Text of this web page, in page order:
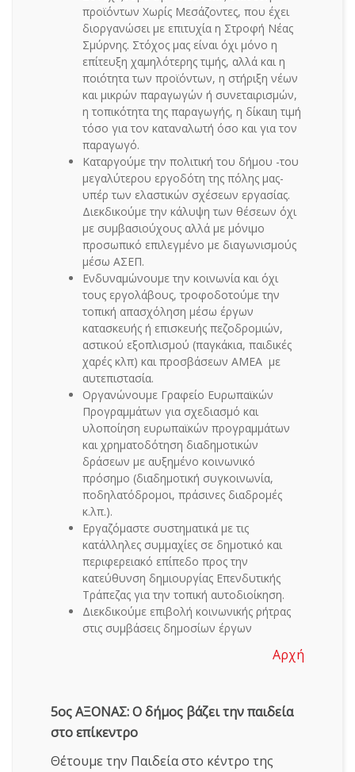
προϊόντων Χωρίς Μεσάζοντες, που έχει
διοργανώσει με επιτυχία η Στροφή Νέας
Σμύρνης. Στόχος μας είναι όχι μόνο η
επίτευξη χαμηλότερης τιμής, αλλά και η
ποιότητα των προϊόντων, η στήριξη νέων
και μικρών παραγωγών ή συνεταιρισμών,
η τοπικότητα της παραγωγής, η δίκαιη τιμή
τόσο για τον καταναλωτή όσο και για τον
παραγωγό.
Καταργούμε την πολιτική του δήμου -του
μεγαλύτερου εργοδότη της πόλης μας-
υπέρ των ελαστικών σχέσεων εργασίας.
Διεκδικούμε την κάλυψη των θέσεων όχι
με συμβασιούχους αλλά με μόνιμο
προσωπικό επιλεγμένο με διαγωνισμούς
μέσω ΑΣΕΠ.
Ενδυναμώνουμε την κοινωνία και όχι
τους εργολάβους, τροφοδοτούμε την
τοπική απασχόληση μέσω έργων
κατασκευής ή επισκευής πεζοδρομιών,
αστικού εξοπλισμού (παγκάκια, παιδικές
χαρές κλπ) και προσβάσεων ΑΜΕΑ με
αυτεπιστασία.
Οργανώνουμε Γραφείο Ευρωπαϊκών
Προγραμμάτων για σχεδιασμό και
υλοποίηση ευρωπαϊκών προγραμμάτων
και χρηματοδότηση διαδημοτικών
δράσεων με αυξημένο κοινωνικό
πρόσημο (διαδημοτική συγκοινωνία,
ποδηλατόδρομοι, πράσινες διαδρομές
κ.λπ.).
Εργαζόμαστε συστηματικά με τις
κατάλληλες συμμαχίες σε δημοτικό και
περιφερειακό επίπεδο προς την
κατεύθυνση δημιουργίας Επενδυτικής
Τράπεζας για την τοπική αυτοδιοίκηση.
Διεκδικούμε επιβολή κοινωνικής ρήτρας
στις συμβάσεις δημοσίων έργων
Αρχή
5ος ΑΞΟΝΑΣ: Ο δήμος βάζει την παιδεία
στο επίκεντρο
Θέτουμε την Παιδεία στο κέντρο της